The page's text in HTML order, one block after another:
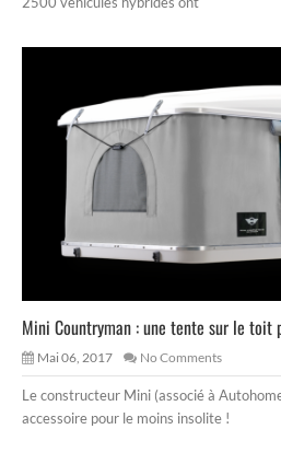
Mini Countryman : une tente sur le toit
Mai 06, 2017 No Comments
Le constructeur Mini (associé à
accessoire pour le moins insolite !